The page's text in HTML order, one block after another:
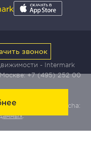
- Intermark
+7 (495) 252 00
Yandex SmartCaptcha:
.
звонок